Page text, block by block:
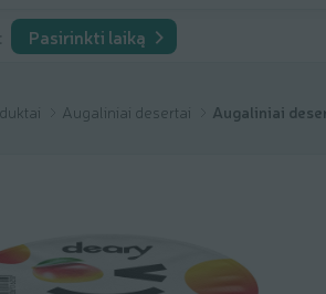
Pasirinkti laiką
Augaliniai desertai Augaliniai